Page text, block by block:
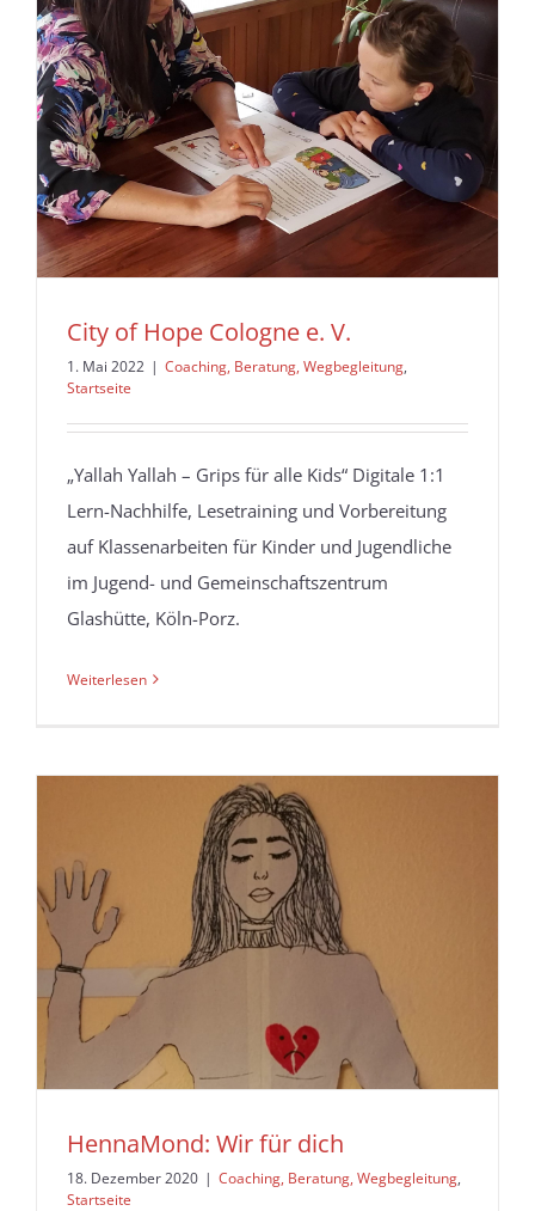
City of Hope Cologne e. V.
1. Mai 2022 | Coaching, Beratung, Wegbegleitung,
Startseite
„Yallah Yallah – Grips für alle Kids“ Digitale 1:1
Lern-Nachhilfe, Lesetraining und Vorbereitung
auf Klassenarbeiten für Kinder und Jugendliche
im Jugend- und Gemeinschaftszentrum
Glashütte, Köln-Porz.
Weiterlesen
HennaMond: Wir für dich
18. Dezember 2020 | Coaching, Beratung, Wegbegleitung,
Startseite